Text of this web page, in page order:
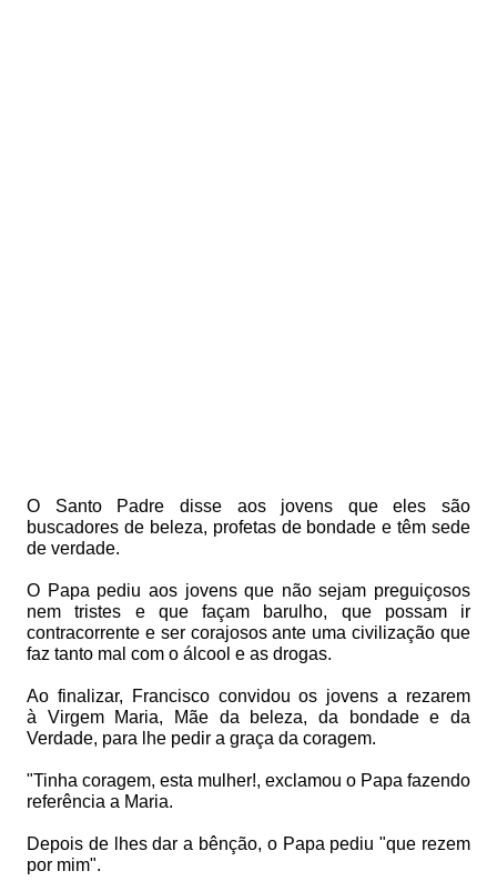
O Santo Padre disse aos jovens que eles são
buscadores de beleza, profetas de bondade e têm sede
de verdade.
O Papa pediu aos jovens que não sejam preguiçosos
nem tristes e que façam barulho, que possam ir
contracorrente e ser corajosos ante uma civilização que
faz tanto mal com o álcool e as drogas.
Ao finalizar, Francisco convidou os jovens a rezarem
à Virgem Maria, Mãe da beleza, da bondade e da
Verdade, para lhe pedir a graça da coragem.
"Tinha coragem, esta mulher!, exclamou o Papa fazendo
referência a Maria.
Depois de lhes dar a bênção, o Papa pediu "que rezem
por mim".